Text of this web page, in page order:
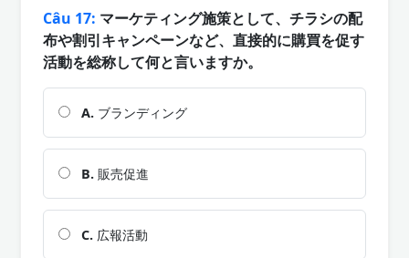
Câu 17: マーケティング施策として、チラシの配
布や割引キャンペーンなど、直接的に購買を促す
活動を総称して何と言いますか。
A. ブランディング
B. 販売促進
C. 広報活動